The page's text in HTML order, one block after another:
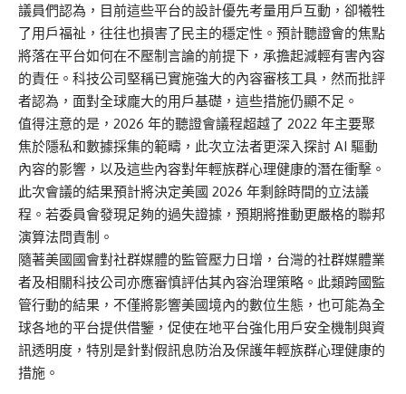
議員們認為，目前這些平台的設計優先考量用戶互動，卻犧牲
了用戶福祉，往往也損害了民主的穩定性。預計聽證會的焦點
將落在平台如何在不壓制言論的前提下，承擔起減輕有害內容
的責任。科技公司堅稱已實施強大的內容審核工具，然而批評
者認為，面對全球龐大的用戶基礎，這些措施仍顯不足。
值得注意的是，2026 年的聽證會議程超越了 2022 年主要聚
焦於隱私和數據採集的範疇，此次立法者更深入探討 AI 驅動
內容的影響，以及這些內容對年輕族群心理健康的潛在衝擊。
此次會議的結果預計將決定美國 2026 年剩餘時間的立法議
程。若委員會發現足夠的過失證據，預期將推動更嚴格的聯邦
演算法問責制。
隨著美國國會對社群媒體的監管壓力日增，台灣的社群媒體業
者及相關科技公司亦應審慎評估其內容治理策略。此類跨國監
管行動的結果，不僅將影響美國境內的數位生態，也可能為全
球各地的平台提供借鑒，促使在地平台強化用戶安全機制與資
訊透明度，特別是針對假訊息防治及保護年輕族群心理健康的
措施。